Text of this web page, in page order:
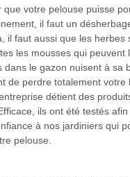
que votre pelouse puisse
il faut un
il faut aussi que les herbes
les mousses qui peuvent
dans le gazon nuisent à sa
de perdre totalement votre
détient des
ils ont été testés
à nos jardiniers qui
pelouse.